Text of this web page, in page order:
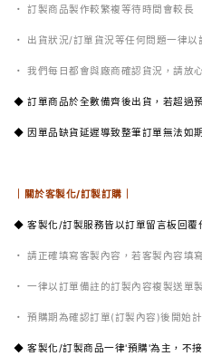
・ 訂製商品製作較繁複等待時間會較長
・ 出貨狀況/訂單貨況等任何問題一律
・ 我們每日都會與廠商確認貨況，請放
◆ 訂單商品於全數備齊後出貨，若超過
◆ 因單品缺貨延遲導致整筆訂單無法如
｜關於客製化/訂製訂購｜
◆ 客製化/訂製服務皆以訂單留言板回覆
・ 請正確填寫客製內容，若客製內容填
・ 一律以訂單備註的訂製內容複製送單
・ 預購期為確認訂單(訂製內容)後開始
◆ 客製化/訂製商品一律'預購'為主，不